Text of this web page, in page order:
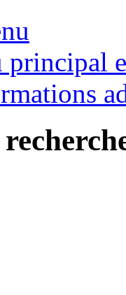
principal